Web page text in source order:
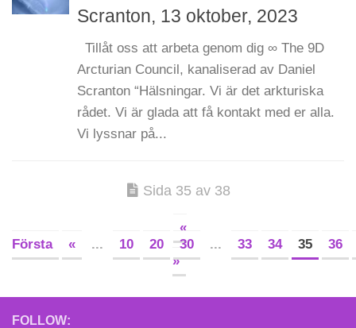
Scranton, 13 oktober, 2023
Tillåt oss att arbeta genom dig ∞ The 9D
Arcturian Council, kanaliserad av Daniel
Scranton “Hälsningar. Vi är det arkturiska
rådet. Vi är glada att få kontakt med er alla.
Vi lyssnar på...
Sida 35 av 38
«
Första
« ... 10 20 30 ... 33 34 35
36
»
FOLLOW: